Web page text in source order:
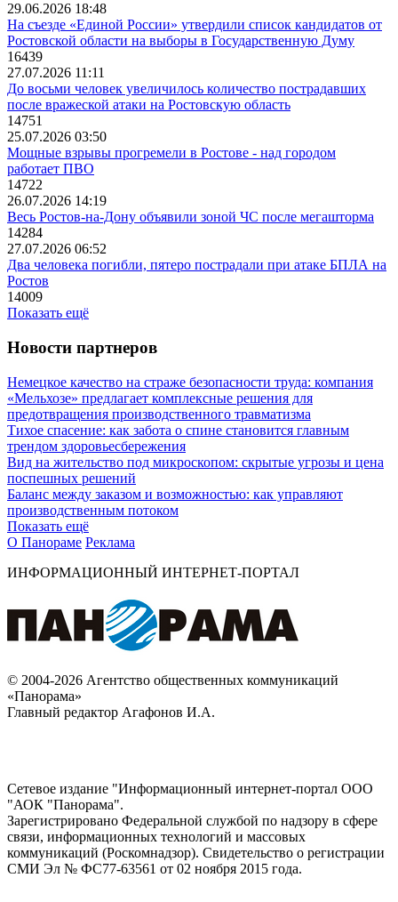
29.06.2026 18:48
На съезде «Единой России» утвердили список кандидатов от
Ростовской области на выборы в Государственную Думу
16439
27.07.2026 11:11
До восьми человек увеличилось количество пострадавших
после вражеской атаки на Ростовскую область
14751
25.07.2026 03:50
Мощные взрывы прогремели в Ростове - над городом
работает ПВО
14722
26.07.2026 14:19
Весь Ростов-на-Дону объявили зоной ЧС после мегашторма
14284
27.07.2026 06:52
Два человека погибли, пятеро пострадали при атаке БПЛА на
Ростов
14009
Показать ещё
Новости партнеров
Немецкое качество на страже безопасности труда: компания
«Мельхозе» предлагает комплексные решения для
предотвращения производственного травматизма
Тихое спасение: как забота о спине становится главным
трендом здоровьесбережения
Вид на жительство под микроскопом: скрытые угрозы и цена
поспешных решений
Баланс между заказом и возможностью: как управляют
производственным потоком
Показать ещё
О Панораме Реклама
ИНФОРМАЦИОННЫЙ ИНТЕРНЕТ-ПОРТАЛ
© 2004-2026 Агентство общественных коммуникаций
«Панорама»
Главный редактор Агафонов И.А.
Сетевое издание "Информационный интернет-портал ООО
"АОК "Панорама".
Зарегистрировано Федеральной службой по надзору в сфере
связи, информационных технологий и массовых
коммуникаций (Роскомнадзор). Cвидетельство о регистрации
СМИ Эл № ФС77-63561 от 02 ноября 2015 года.